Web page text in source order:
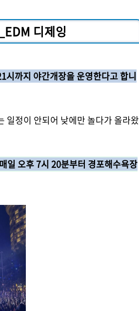
디제잉
시까지 야간개장을 운영한다고 합니
일정이 안되어 낮에만 놀다가 올라왔
일 오후 7시 20분부터 경포해수욕장